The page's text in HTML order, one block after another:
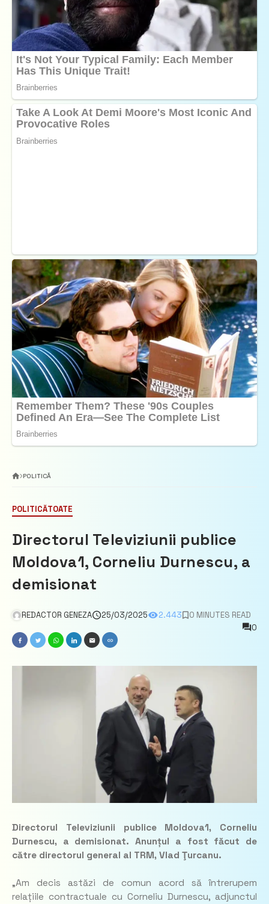
POLITICĂ
POLITICĂTOATE
Directorul Televiziunii publice
Moldova1, Corneliu Durnescu, a
demisionat
REDACTOR GENEZA 25/03/2025 2.443
0 MINUTES READ
0
Directorul Televiziunii publice Moldova1, Corneliu
Durnescu, a demisionat. Anunțul a fost făcut de
către directorul general al TRM, Vlad Ţurcanu.
„Am decis astăzi de comun acord să întrerupem
relațiile contractuale cu Corneliu Durnescu, adjunctul